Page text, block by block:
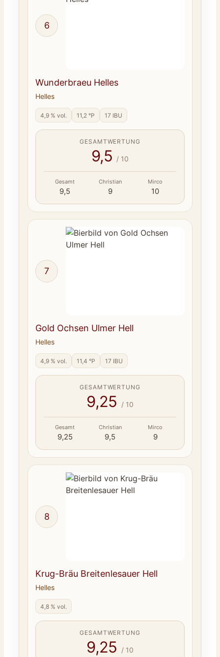
6
Wunderbraeu Helles
Helles
4,9 % vol. 11,2 °P 17 IBU
GESAMTWERTUNG
9,5 / 10
Gesamt
9,5
Christian
9
Mirco
10
7
Gold Ochsen Ulmer Hell
Helles
4,9 % vol. 11,4 °P 17 IBU
GESAMTWERTUNG
9,25 / 10
Gesamt
9,25
Christian
9,5
Mirco
9
8
Krug-Bräu Breitenlesauer Hell
Helles
4,8 % vol.
GESAMTWERTUNG
9,25 / 10